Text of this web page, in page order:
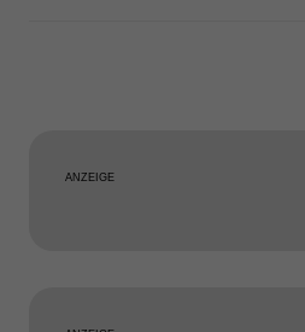
ANZEIGE